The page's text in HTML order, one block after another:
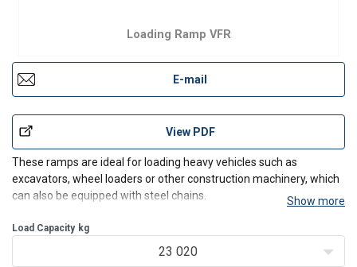
Loading Ramp VFR
E-mail
View PDF
These ramps are ideal for loading heavy vehicles such as
excavators, wheel loaders or other construction machinery, which
can also be equipped with steel chains.
suspension profiles.
These loading ramps are optionally available in a foldabl
Show more
Load Capacity kg
23 020